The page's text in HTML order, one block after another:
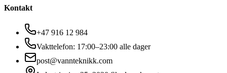
Kontakt
+47 916 12 984
Vakttelefon: 17:00–23:00 alle dager
post@vannteknikk.com